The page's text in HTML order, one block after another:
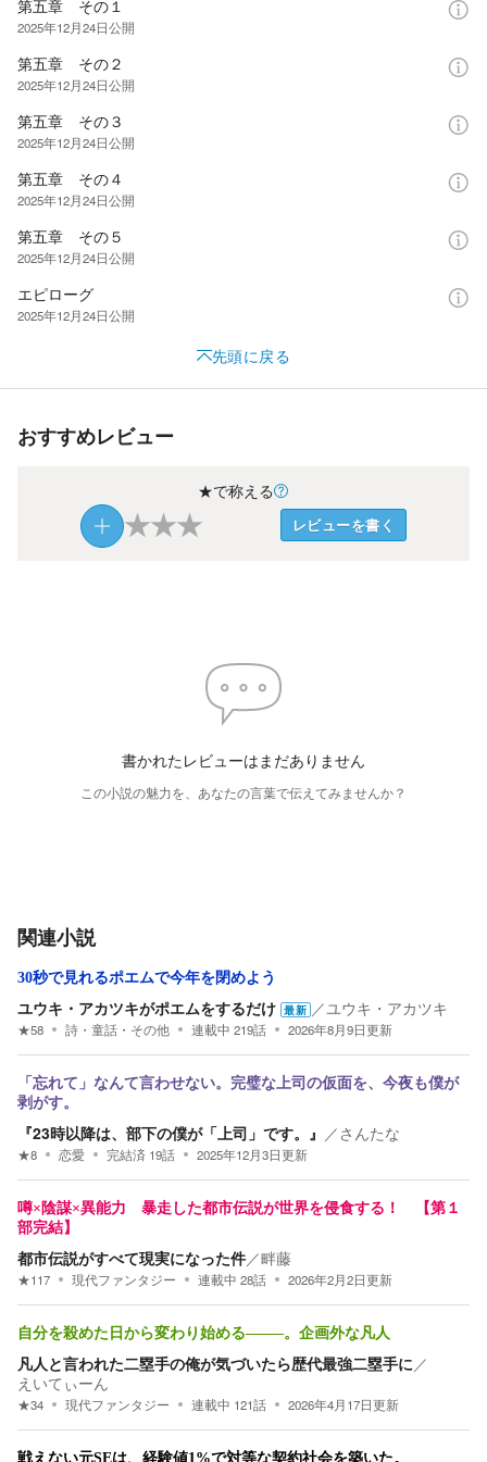
第五章 その１
2025年12月24日公開
第五章 その２
2025年12月24日公開
第五章 その３
2025年12月24日公開
第五章 その４
2025年12月24日公開
第五章 その５
2025年12月24日公開
エピローグ
2025年12月24日公開
先頭に戻る
おすすめレビュー
★で称える
★★★ レビューを書く
書かれたレビューはまだありません
この小説の魅力を、あなたの言葉で伝えてみませんか？
関連小説
30秒で見れるポエムで今年を閉めよう
ユウキ・アカツキがポエムをするだけ 最新 ／ユウキ・アカツキ
★58 詩・童話・その他 連載中 219話 2026年8月9日更新
「忘れて」なんて言わせない。完璧な上司の仮面を、今夜も僕が
剥がす。
​『23時以降は、部下の僕が「上司」です。』 ／ さんたな
★8 恋愛 完結済 19話 2025年12月3日更新
噂×陰謀×異能力 暴走した都市伝説が世界を侵食する！ 【第１
部完結】
都市伝説がすべて現実になった件／畔藤
★117 現代ファンタジー 連載中 28話 2026年2月2日更新
自分を殺めた日から変わり始める–––––。企画外な凡人
凡人と言われた二塁手の俺が気づいたら歴代最強二塁手に ／
えいてぃーん
★34 現代ファンタジー 連載中 121話 2026年4月17日更新
戦えない元SEは、経験値1%で対等な契約社会を築いた。